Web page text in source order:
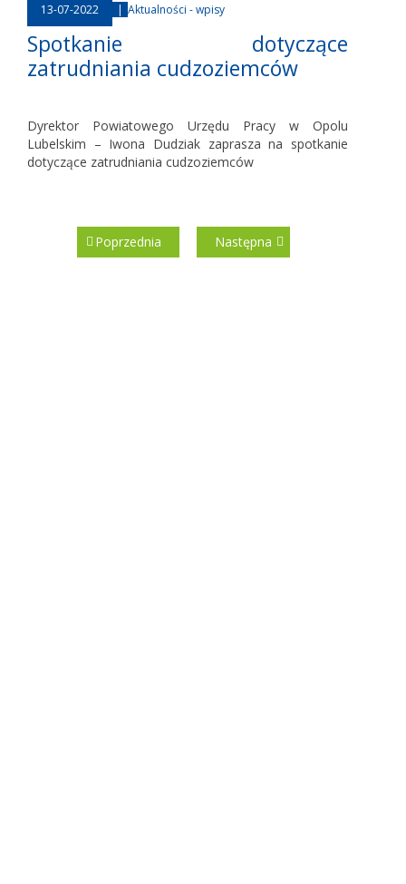
13-07-2022 | Aktualności - wpisy
Spotkanie dotyczące
zatrudniania cudzoziemców
Dyrektor Powiatowego Urzędu Pracy w Opolu
Lubelskim – Iwona Dudziak zaprasza na spotkanie
dotyczące zatrudniania cudzoziemców
Poprzednia Następna